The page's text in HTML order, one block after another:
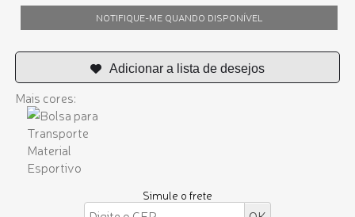
NOTIFIQUE-ME QUANDO DISPONÍVEL
Mais cores:
Simule o frete